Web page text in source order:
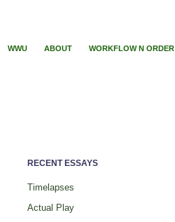
WWU ABOUT WORKFLOW N ORDER
RECENT ESSAYS
Timelapses
Actual Play